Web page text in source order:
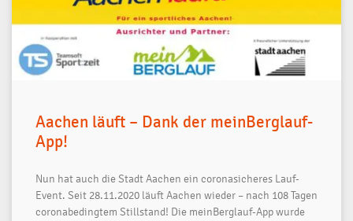
Aachen läuft – Dank der meinBerglauf-
App!
Nun hat auch die Stadt Aachen ein coronasicheres Lauf-
Event. Seit 28.11.2020 läuft Aachen wieder – nach 108 Tagen
coronabedingtem Stillstand! Die meinBerglauf-App wurde